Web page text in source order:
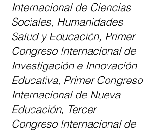
Internacional de Ciencias
Sociales, Humanidades,
Salud y Educación, Primer
Congreso Internacional de
Investigación e Innovación
Educativa, Primer Congreso
Internacional de Nueva
Educación, Tercer
Congreso Internacional de